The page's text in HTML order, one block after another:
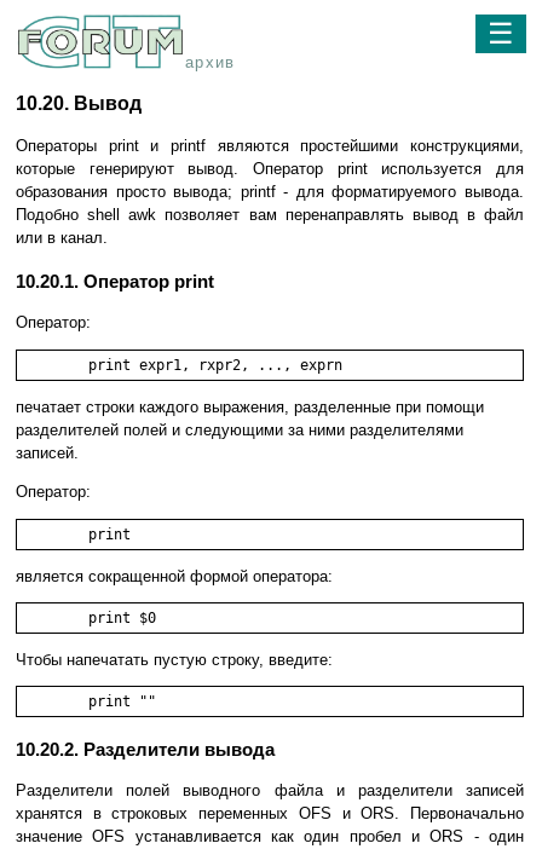
архив
☰
10.20. Вывод
Операторы print и printf являются простейшими конструкциями,
которые генерируют вывод. Оператор print используется для
образования просто вывода; printf - для форматируемого вывода.
Подобно shell awk позволяет вам перенаправлять вывод в файл
или в канал.
10.20.1. Оператор print
Оператор:
	print expr1, rxpr2, ..., exprn
печатает строки каждого выражения, разделенные при помощи
разделителей полей и следующими за ними разделителями
записей.
Оператор:
	print
является сокращенной формой оператора:
	print $0
Чтобы напечатать пустую строку, введите:
	print ""
10.20.2. Разделители вывода
Разделители полей выводного файла и разделители записей
хранятся в строковых переменных OFS и ORS. Первоначально
значение OFS устанавливается как один пробел и ORS - один